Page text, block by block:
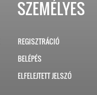
SZEMÉLYES
REGISZTRÁCIÓ
BELÉPÉS
ELFELEJTETT JELSZÓ